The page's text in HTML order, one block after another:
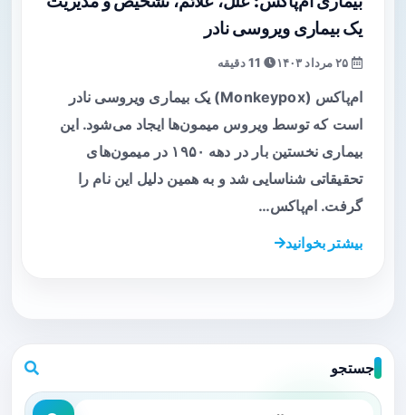
یک بیماری ویروسی نادر
11 دقیقه
ام‌پاکس (Monkeypox) یک بیماری ویروسی نادر
است که توسط ویروس میمون‌ها ایجاد می‌شود. این
بیماری نخستین بار در دهه ۱۹۵۰ در میمون‌های
تحقیقاتی شناسایی شد و به همین دلیل این نام را
گرفت. ام‌پاکس…
بیشتر بخوانید
جستجو